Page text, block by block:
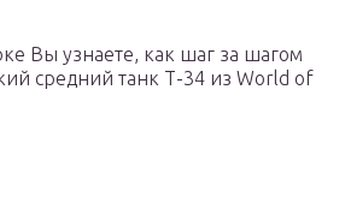
Вы узнаете, как шаг за шагом
средний танк Т-34 из World of